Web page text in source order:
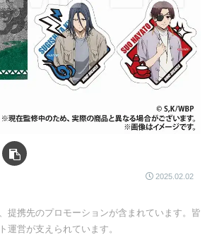
2025.02.02
提携先のプロモーションが含まれています。皆
運営が支えられています。